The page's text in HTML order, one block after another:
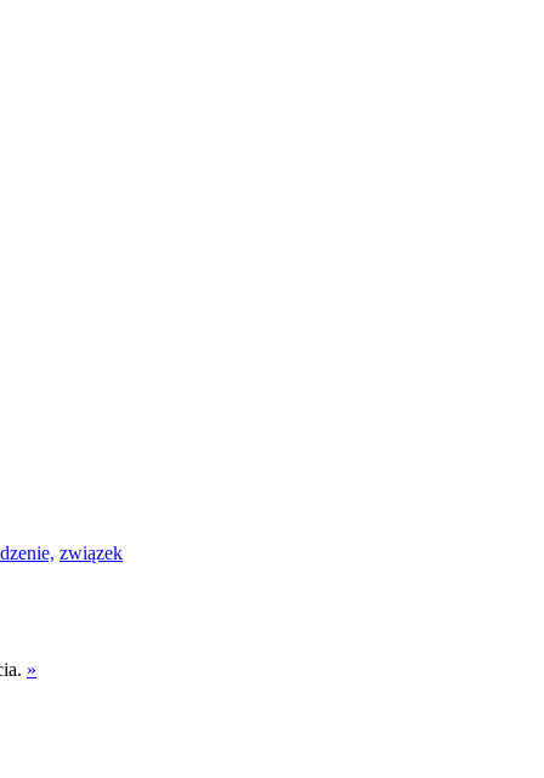
związek
»